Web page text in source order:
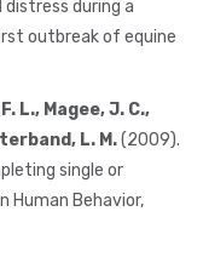
during a
outbreak of equine
L., Magee, J. C.,
L. M.(2009).
single or
Human Behavior,